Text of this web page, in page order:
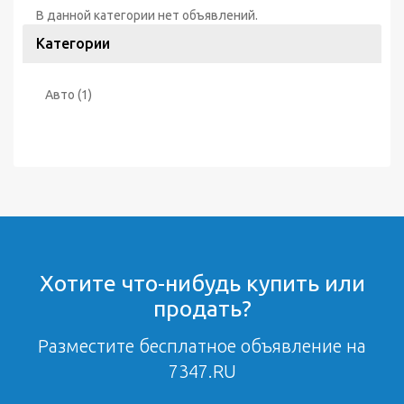
В данной категории нет объявлений.
Категории
Авто (1)
Хотите что-нибудь купить или
продать?
Разместите бесплатное объявление на
7347.RU